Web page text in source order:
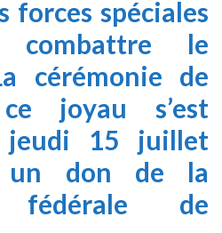
forces spéciales
combattre le
cérémonie de
joyau s’est
jeudi 15 juillet
un don de la
fédérale de